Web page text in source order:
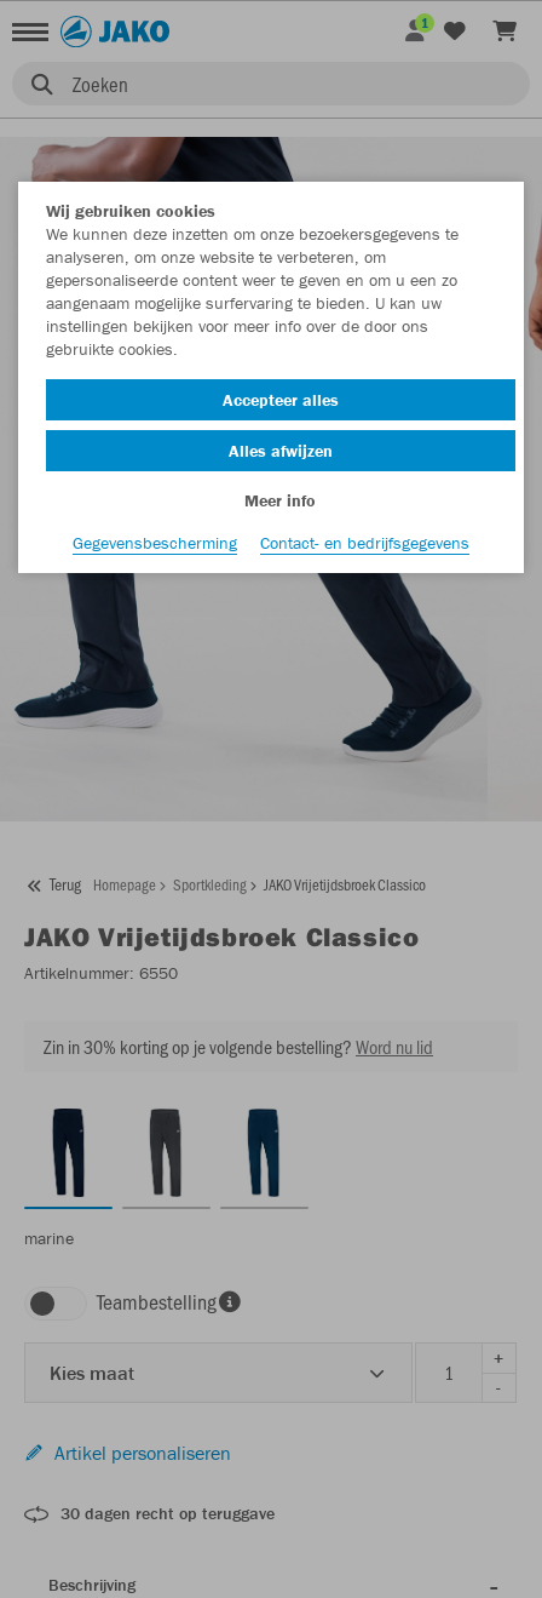
Zoeken
1
Terug Homepage Sportkleding JAKO Vrijetijdsbroek Classico
JAKO Vrijetijdsbroek Classico
Artikelnummer: 6550
Zin in 30% korting op je volgende bestelling?Word nu lid
marine
Teambestelling
Kies maat
+
-
Artikel personaliseren
30 dagen recht op teruggave
Beschrijving
Wij gebruiken cookies
We kunnen deze inzetten om onze bezoekersgegevens te
analyseren, om onze website te verbeteren, om
gepersonaliseerde content weer te geven en om u een zo
aangenaam mogelijke surfervaring te bieden. U kan uw
instellingen bekijken voor meer info over de door ons
gebruikte cookies.
Accepteer alles
Alles afwijzen
Meer info
Gegevensbescherming
Contact- en bedrijfsgegevens